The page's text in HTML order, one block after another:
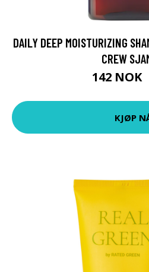
DAILY DEEP MOISTURIZING
CREW
142 NOK
KJØP